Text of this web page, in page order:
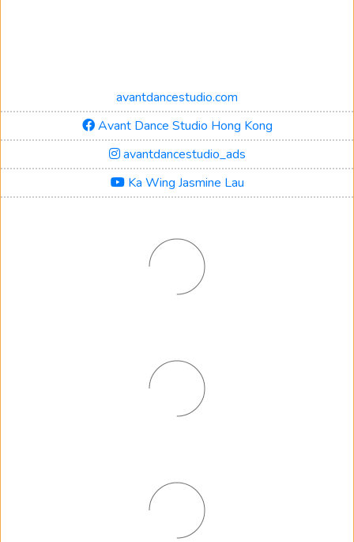
avantdancestudio.com
Avant Dance Studio Hong Kong
avantdancestudio_ads
Ka Wing Jasmine Lau